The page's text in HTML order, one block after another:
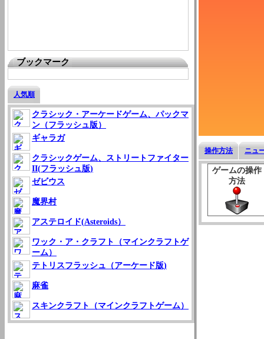
ブックマーク
人気順
クラシック・アーケードゲーム、パックマ
ン（フラッシュ版）
ギャラガ
クラシックゲーム、ストリートファイター
II(フラッシュ版)
ゼビウス
魔界村
アステロイド(Asteroids）
ワック・ア・クラフト（マインクラフトゲ
ーム）
テトリスフラッシュ（アーケード版)
麻雀
スキンクラフト（マインクラフトゲーム）
操作方法 ニュ
ゲームの操作
方法